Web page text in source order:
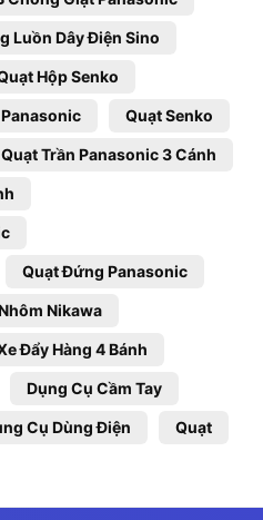
Luồn Dây Điện Sino
Hộp Senko
Quạt Senko
Quạt Trần Panasonic 3 Cánh
Quạt Đứng Panasonic
Nikawa
Đẩy Hàng 4 Bánh
Dụng Cụ Cầm Tay
Cụ Dùng Điện Quạt